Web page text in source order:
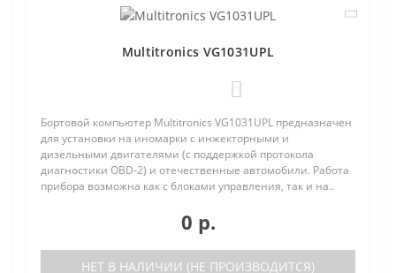
Multitronics VG1031UPL
Бортовой компьютер Multitronics VG1031UPL предназначен
для установки на иномарки с инжекторными и
дизельными двигателями (с поддержкой протокола
диагностики OBD-2) и отечественные автомобили. Работа
прибора возможна как с блоками управления, так и на..
0 р.
НЕТ В НАЛИЧИИ (НЕ ПРОИЗВОДИТСЯ)